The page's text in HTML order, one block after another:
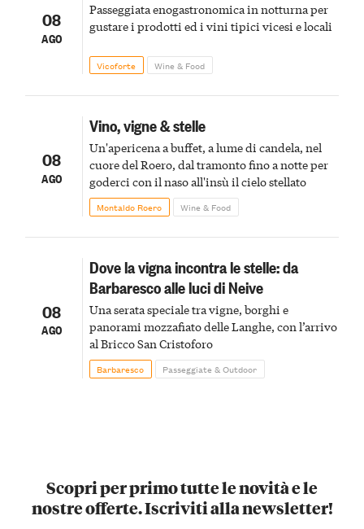
08
AGO
Passeggiata enogastronomica in notturna per
gustare i prodotti ed i vini tipici vicesi e locali
Vicoforte Wine & Food
08
AGO
Vino, vigne & stelle
Un'apericena a buffet, a lume di candela, nel
cuore del Roero, dal tramonto fino a notte per
goderci con il naso all'insù il cielo stellato
Montaldo Roero Wine & Food
08
AGO
Dove la vigna incontra le stelle: da
Barbaresco alle luci di Neive
Una serata speciale tra vigne, borghi e
panorami mozzafiato delle Langhe, con l’arrivo
al Bricco San Cristoforo
Barbaresco Passeggiate & Outdoor
Scopri per primo tutte le novità e le
nostre offerte. Iscriviti alla newsletter!